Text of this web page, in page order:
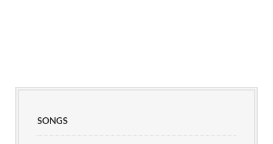
SONGS